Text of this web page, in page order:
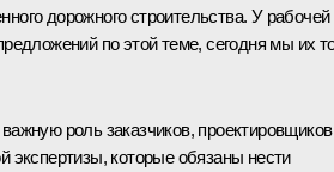
дорожного строительства. У рабочей
по этой теме, сегодня мы их
роль заказчиков, проектировщиков
экспертизы, которые обязаны нести